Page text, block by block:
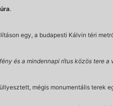
.
egy, a budapesti Kálvin téri
és a mindennapi rítus közös tere a
mégis monumentális terek